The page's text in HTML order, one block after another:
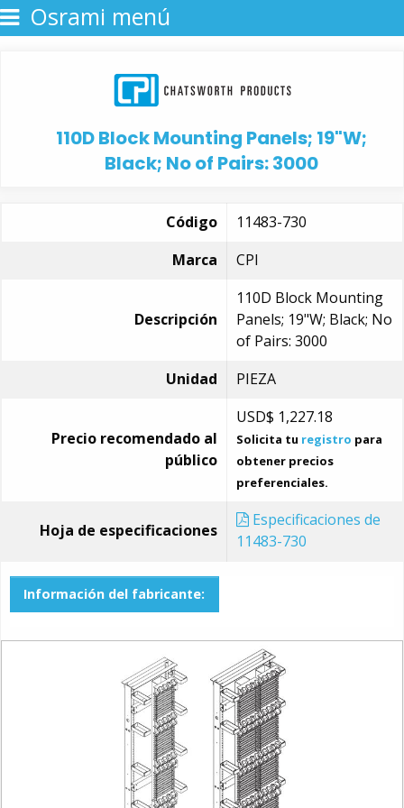
Osrami menú
110D Block Mounting Panels; 19"W;
Black; No of Pairs: 3000
Código
11483-730
Marca
CPI
Descripción
110D Block Mounting
Panels; 19"W; Black; No
of Pairs: 3000
Unidad
PIEZA
Precio recomendado al
público
USD$ 1,227.18
Solicita tu registro para
obtener precios
preferenciales.
Hoja de especificaciones
Especificaciones de
11483-730
Información del fabricante: